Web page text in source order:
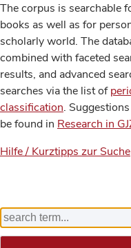
The corpus is searchable
books as well as for
scholarly world. The
combined with faceted
results, and advanced
searches via the list of
classification.
be found in Research in
Hilfe / Kurztipps zur Suche